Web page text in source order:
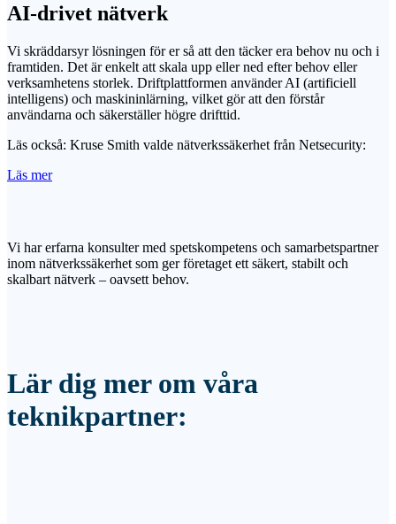
AI-drivet nätverk
Vi skräddarsyr lösningen för er så att den täcker era behov nu och i
framtiden. Det är enkelt att skala upp eller ned efter behov eller
verksamhetens storlek. Driftplattformen använder AI (artificiell
intelligens) och maskininlärning, vilket gör att den förstår
användarna och säkerställer högre drifttid.
Läs också: Kruse Smith valde nätverkssäkerhet från Netsecurity:
Läs mer
Vi har erfarna konsulter med spetskompetens och samarbetspartner
inom nätverkssäkerhet som ger företaget ett säkert, stabilt och
skalbart nätverk – oavsett behov.
Lär dig mer om våra
teknikpartner: